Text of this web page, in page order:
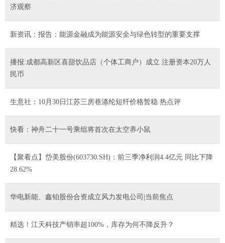
济观察
新资讯：报告：能源金融成为能源安全与绿色转型的重要支撑
播报:成都高新区喜甜饮品店（个体工商户）成立 注册资本20万人
民币
生意社：10月30日江苏三房巷涤纶短纤价格暂稳 热点评
快看：神舟二十一号乘组将首次在太空养小鼠
【聚看点】岱美股份(603730.SH)：前三季净利润4.4亿元 同比下降
28.62%
华电新能、鑫铂股份合资成立风力发电公司|当前焦点
精选！江天科技产销率超100%，库存为何不降反升？